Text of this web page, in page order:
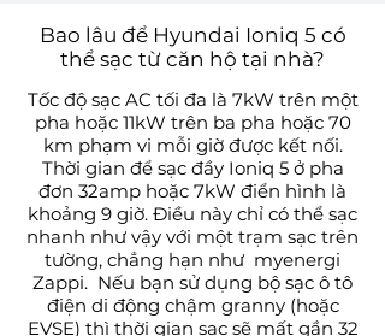
Bao lâu để Hyundai Ioniq 5 có
thể sạc từ căn hộ tại nhà?
Tốc độ sạc AC tối đa là 7kW trên một
pha hoặc 11kW trên ba pha hoặc 70
km phạm vi mỗi giờ được kết nối.
Thời gian để sạc đầy Ioniq 5 ở pha
đơn 32amp hoặc 7kW điển hình là
khoảng 9 giờ. Điều này chỉ có thể sạc
nhanh như vậy với một trạm sạc trên
tường, chẳng hạn như myenergi
Zappi. Nếu bạn sử dụng bộ sạc ô tô
điện di động chậm granny (hoặc
EVSE) thì thời gian sạc sẽ mất gần 32